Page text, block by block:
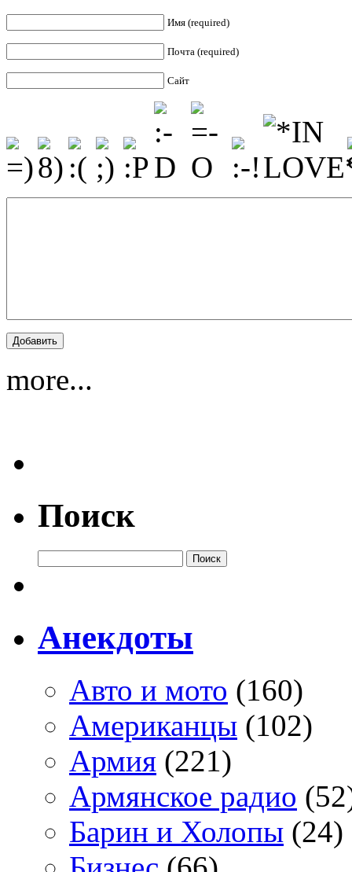
Имя (required)
Почта (required)
Сайт
more...
Поиск
Анекдоты
Авто и мото (160)
Американцы (102)
Армия (221)
Армянское радио
Барин и Холопы (24)